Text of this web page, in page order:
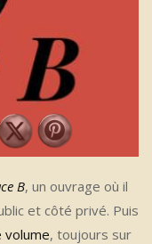
B, un ouvrage où il
et côté privé. Puis
volume, toujours sur